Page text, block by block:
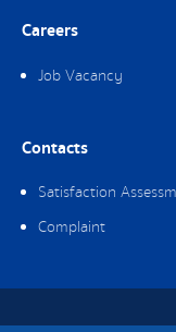
Careers
Job Vacancy
Contacts
Satisfaction
Complaint